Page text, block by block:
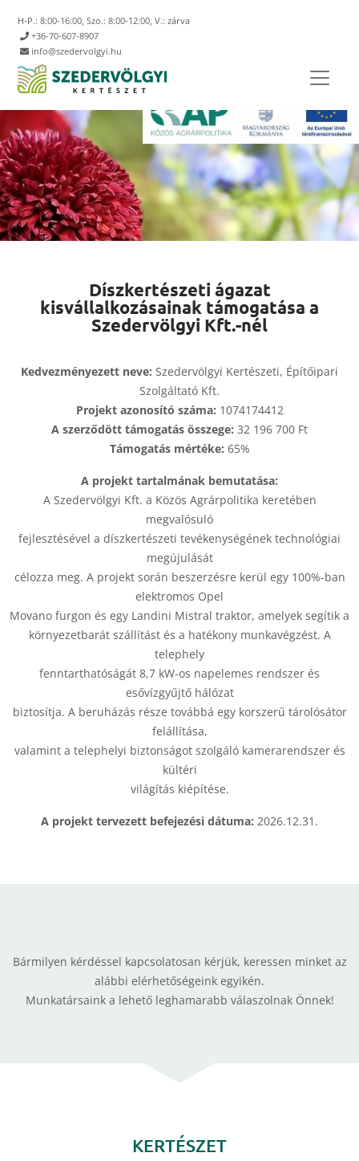
H-P.: 8:00-16:00, Szo.: 8:00-12:00, V.: zárva
+36-70-607-8907
info@szedervolgyi.hu
Díszkertészeti ágazat
kisvállalkozásainak támogatása a
Szedervölgyi Kft.-nél
Kedvezményezett neve: Szedervölgyi Kertészeti, Építőipari
Szolgáltató Kft.
Projekt azonosító száma: 1074174412
A szerződött támogatás összege: 32 196 700 Ft
Támogatás mértéke: 65%
A projekt tartalmának bemutatása:
A Szedervölgyi Kft. a Közös Agrárpolitika keretében
megvalósuló
fejlesztésével a díszkertészeti tevékenységének technológiai
megújulását
célozza meg. A projekt során beszerzésre kerül egy 100%-ban
elektromos Opel
Movano furgon és egy Landini Mistral traktor, amelyek segítik a
környezetbarát szállítást és a hatékony munkavégzést. A
telephely
fenntarthatóságát 8,7 kW-os napelemes rendszer és
esővízgyűjtő hálózat
biztosítja. A beruházás része továbbá egy korszerű tárolósátor
felállítása,
valamint a telephelyi biztonságot szolgáló kamerarendszer és
kültéri
világítás kiépítése.
A projekt tervezett befejezési dátuma: 2026.12.31.
Bármilyen kérdéssel kapcsolatosan kérjük, keressen minket az
alábbi elérhetőségeink egyikén.
Munkatársaink a lehető leghamarabb válaszolnak Önnek!
KERTÉSZET